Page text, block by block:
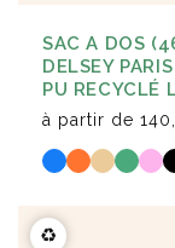
SAC A DOS
DELSEY
PU RECYCLÉ
à partir de
♻️